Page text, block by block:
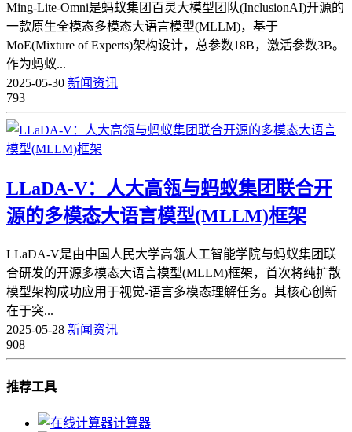
Ming-Lite-Omni是蚂蚁集团百灵大模型团队(InclusionAI)开源的
一款原生全模态多模态大语言模型(MLLM)，基于
MoE(Mixture of Experts)架构设计，总参数18B，激活参数3B。
作为蚂蚁...
2025-05-30 新闻资讯
793
LLaDA-V：人大高瓴与蚂蚁集团联合开
源的多模态大语言模型(MLLM)框架
LLaDA-V是由中国人民大学高瓴人工智能学院与蚂蚁集团联
合研发的开源多模态大语言模型(MLLM)框架，首次将纯扩散
模型架构成功应用于视觉-语言多模态理解任务。其核心创新
在于突...
2025-05-28 新闻资讯
908
推荐工具
计算器